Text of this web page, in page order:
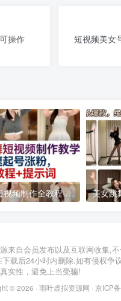
操作
短视频美女
AI美女跳舞短视频制作全教程 附配套提示词助力账号快速起号涨粉
来自会员发布以及互联网收集,
载后24小时内删除.如有侵权争
实性，避免上当受骗!
© 2026 · 雨叶虚拟资源网 · 京ICP